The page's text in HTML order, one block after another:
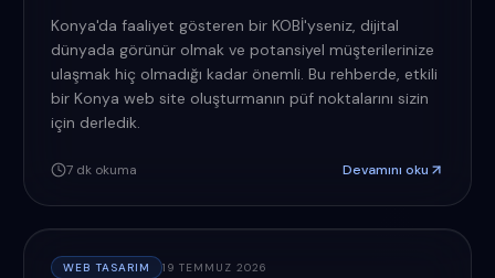
Konya'da faaliyet gösteren bir KOBİ'yseniz, dijital
dünyada görünür olmak ve potansiyel müşterilerinize
ulaşmak hiç olmadığı kadar önemli. Bu rehberde, etkili
bir Konya web site oluşturmanın püf noktalarını sizin
için derledik.
7dk okuma Devamını oku
WEB TASARIM 19 TEMMUZ 2026